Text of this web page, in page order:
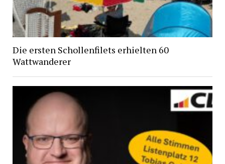
Die ersten Schollenfilets erhielten 60
Wattwanderer